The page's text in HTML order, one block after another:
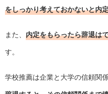
をしっかり考えておかないと内
また、 内定をもらったら辞退は
す。
学校推薦は企業と大学の信頼関